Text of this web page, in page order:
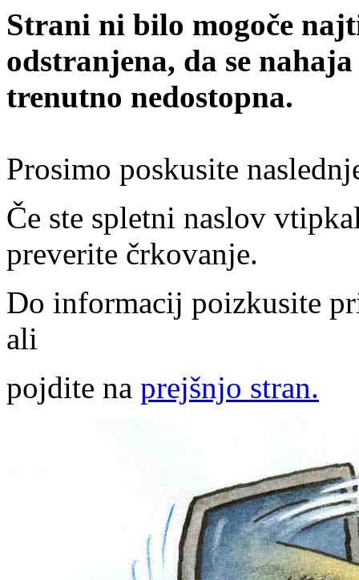
Strani ni bilo mogoče
odstranjena, da se
trenutno nedostopna.
Prosimo poskusite
Če ste spletni naslov
preverite črkovanje.
Do informacij poizkusite
ali
pojdite na prejšnjo stran.